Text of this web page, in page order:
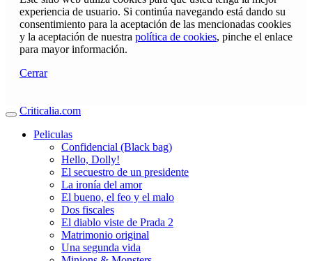
experiencia de usuario. Si continúa navegando está dando su
consentimiento para la aceptación de las mencionadas cookies
y la aceptación de nuestra política de cookies, pinche el enlace
para mayor información.
Cerrar
Criticalia.com
Peliculas
Confidencial (Black bag)
Hello, Dolly!
El secuestro de un presidente
La ironía del amor
El bueno, el feo y el malo
Dos fiscales
El diablo viste de Prada 2
Matrimonio original
Una segunda vida